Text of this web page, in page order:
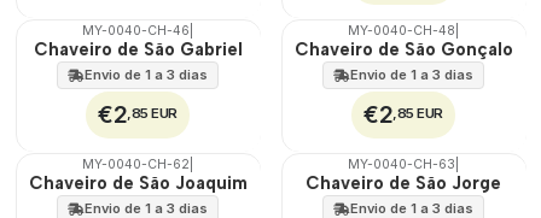
🇵🇹
100%
MY-0040-CH-46
Chaveiro de São Gabriel
Envio de 1 a 3 dias
€2,85 EUR
🇵🇹
100%
MY-0040-CH-48
Chaveiro de São Gonçalo
Envio de 1 a 3 dias
€2,85 EUR
🇵🇹
100%
MY-0040-CH-62
Chaveiro de São Joaquim
Envio de 1 a 3 dias
🇵🇹
100%
MY-0040-CH-63
Chaveiro de São Jorge
Envio de 1 a 3 dias